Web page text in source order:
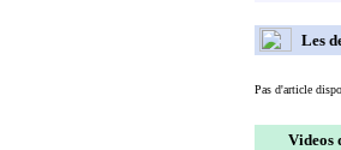
Les
Pas d'article
Videos